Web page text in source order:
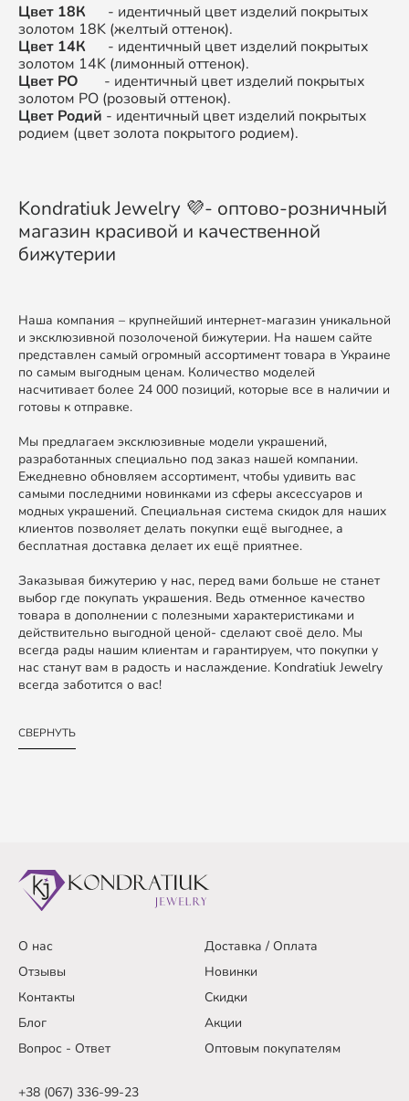
Цвет 18К - идентичный цвет изделий покрытых
золотом 18K (желтый оттенок).
Цвет 14К - идентичный цвет изделий покрытых
золотом 14K (лимонный оттенок).
Цвет РО - идентичный цвет изделий покрытых
золотом РО (розовый оттенок).
Цвет Родий - идентичный цвет изделий покрытых
родием (цвет золота покрытого родием).
Kondratiuk Jewelry 💜- оптово-розничный
магазин красивой и качественной
бижутерии
Наша компания – крупнейший интернет-магазин уникальной
и эксклюзивной позолоченой бижутерии. На нашем сайте
представлен самый огромный ассортимент товара в Украине
по самым выгодным ценам. Количество моделей
насчитивает более 24 000 позиций, которые все в наличии и
готовы к отправке.
Мы предлагаем эксклюзивные модели украшений,
разработанных специально под заказ нашей компании.
Ежедневно обновляем ассортимент, чтобы удивить вас
самыми последними новинками из сферы аксессуаров и
модных украшений. Специальная система скидок для наших
клиентов позволяет делать покупки ещё выгоднее, а
бесплатная доставка делает их ещё приятнее.
Заказывая бижутерию у нас, перед вами больше не станет
выбор где покупать украшения. Ведь отменное качество
товара в дополнении с полезными характеристиками и
действительно выгодной ценой- сделают своё дело. Мы
всегда рады нашим клиентам и гарантируем, что покупки у
нас станут вам в радость и наслаждение. Kondratiuk Jewelry
всегда заботится о вас!
СВЕРНУТЬ
О нас
Доставка / Оплата
Отзывы
Новинки
Контакты
Скидки
Блог
Акции
Вопрос - Ответ
Оптовым покупателям
+38 (067) 336-99-23